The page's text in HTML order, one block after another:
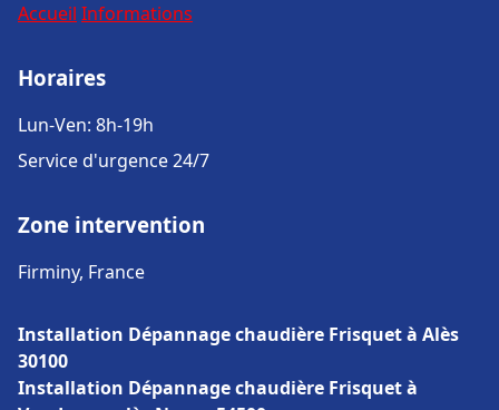
Accueil Informations
Horaires
Lun-Ven: 8h-19h
Service d'urgence 24/7
Zone intervention
Firminy, France
Installation Dépannage chaudière Frisquet à Alès
30100
Installation Dépannage chaudière Frisquet à